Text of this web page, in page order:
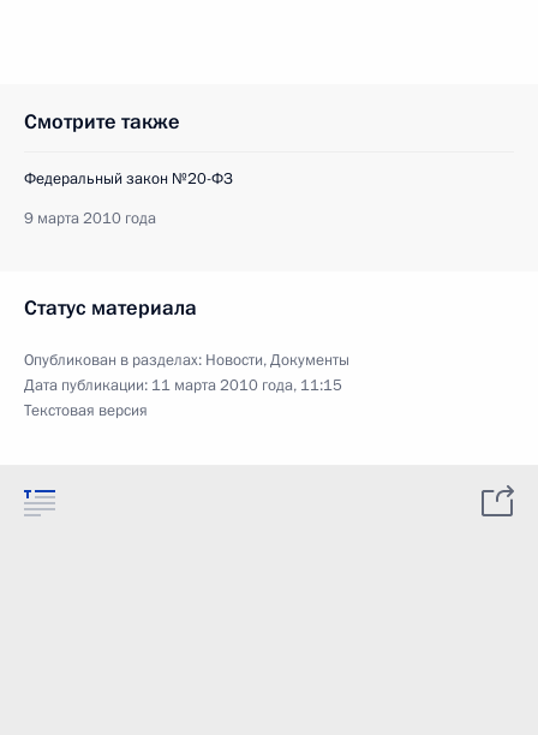
Смотрите также
Федеральный закон №20-ФЗ
9 марта 2010 года
Статус материала
Опубликован в разделах: Новости,Документы
Дата публикации: 11 марта 2010 года, 11:15
Текстовая версия